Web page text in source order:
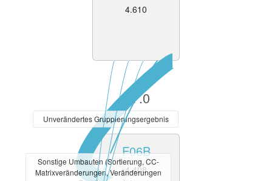
4.610
V7.0
F06B
4.408
Unverändertes Gruppierungsergebnis
Sonstige Umbauten (Sortierung, CC-
Matrixveränderungen, Veränderungen